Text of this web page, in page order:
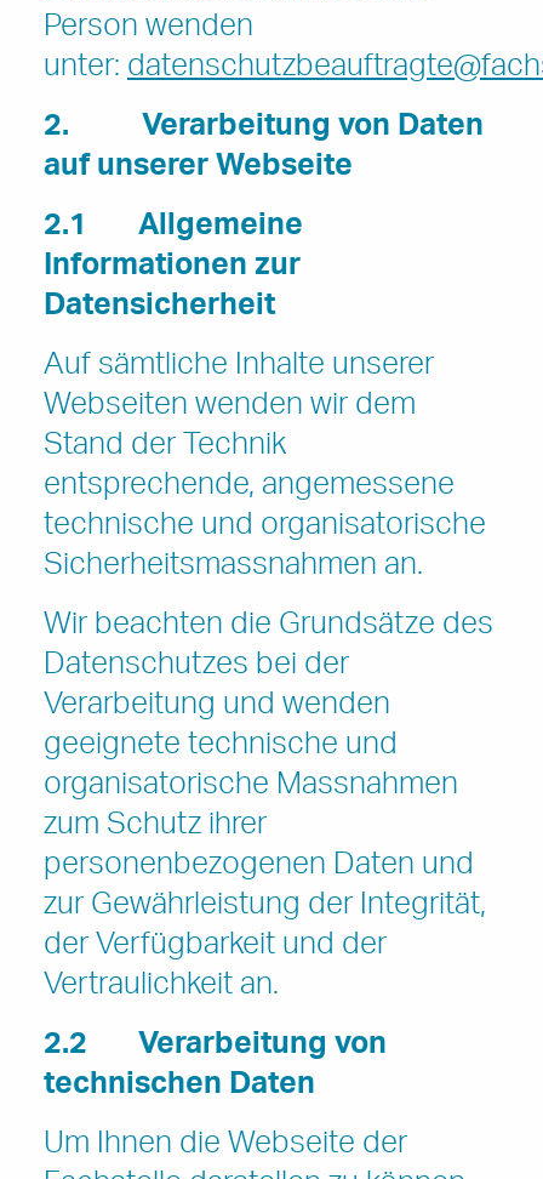
Person wenden
unter:
2. Verarbeitung von Daten
auf unserer Webseite
2.1 Allgemeine
Informationen zur
Datensicherheit
Auf sämtliche Inhalte unserer
Webseiten wenden wir dem
Stand der Technik
entsprechende, angemessene
technische und organisatorische
Sicherheitsmassnahmen an.
Wir beachten die Grundsätze des
Datenschutzes bei der
Verarbeitung und wenden
geeignete technische und
organisatorische Massnahmen
zum Schutz ihrer
personenbezogenen Daten und
zur Gewährleistung der Integrität,
der Verfügbarkeit und der
Vertraulichkeit an.
2.2 Verarbeitung von
technischen Daten
Um Ihnen die Webseite der